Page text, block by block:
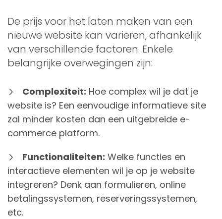
De prijs voor het laten maken van een
nieuwe website kan variëren, afhankelijk
van verschillende factoren. Enkele
belangrijke overwegingen zijn:
Complexiteit: Hoe complex wil je dat je
website is? Een eenvoudige informatieve site
zal minder kosten dan een uitgebreide e-
commerce platform.
Functionaliteiten: Welke functies en
interactieve elementen wil je op je website
integreren? Denk aan formulieren, online
betalingssystemen, reserveringssystemen,
etc.